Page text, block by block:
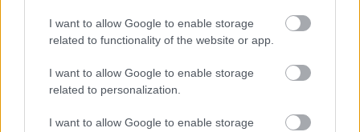
I want to allow Google to enable storage
related to functionality of the website or app.
I want to allow Google to enable storage
related to personalization.
I want to allow Google to enable storage
ωριαία επίσκεψη στα 5€ και 7€, αντίστοιχα.